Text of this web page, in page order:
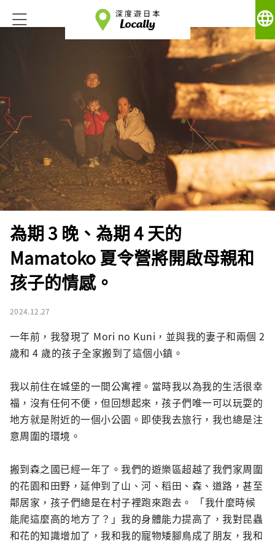
language
為期 3 晚、為期 4 天的
Mamatoko 夏令營將開啟母親和
孩子的情感。
2024.12.27
一年前，我發現了 Mori no Kuni，並與我的妻子和兩個 2
歲和 4 歲的孩子全家搬到了這個小鎮。
我以前住在城堡的一間公寓裡。當時我以為我的生活很幸
福，沒有任何不便，但回想起來，孩子們唯一可以玩耍的
地方就是附近的一個小公園。即使我去旅行，我也總是注
意周圍的環境。
搬到森之國已經一年了。我們的遊樂區超越了我們家周圍
的花園和田野，延伸到了山、河、稻田、森、道路，甚至
鄰居家，孩子們總是在村子裡跑來跑去。 「我什麼時候
能爬這麼高的地方了？」我的身體能力提高了，我對昆蟲
和花的知識增加了，我和我的寵物矮腳鳥成了朋友，我和